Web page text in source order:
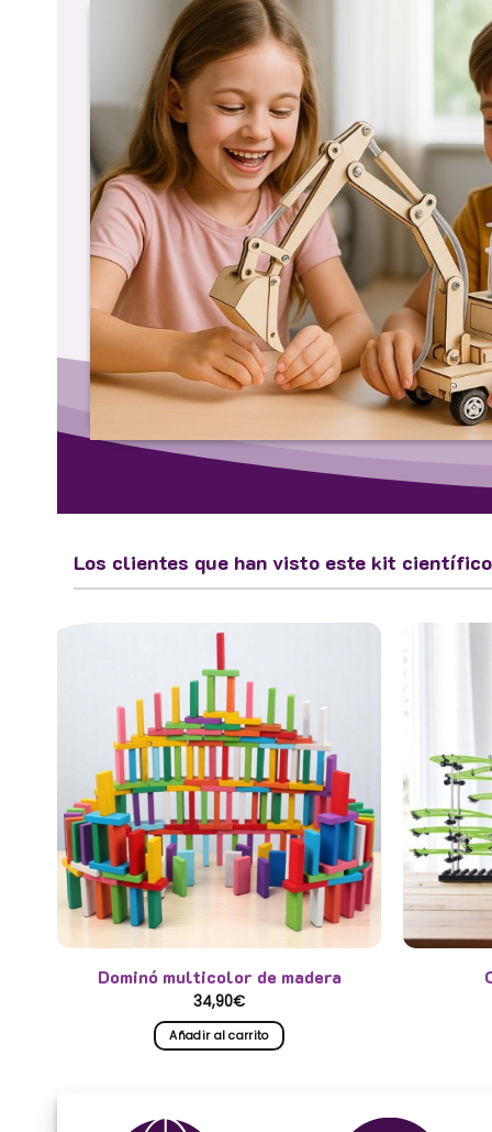
Los clientes que han visto este kit
Dominó multicolor de madera
34,90€
Añadir al carrito